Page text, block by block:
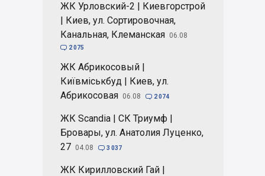
ЖК Урловский-2 | Киевгорстрой
| Киев, ул. Сортировочная,
Канальная, Клеманская 06.08
 2 075
ЖК Абрикосовый |
Київміськбуд | Киев, ул.
Абрикосовая 06.08  2 074
ЖК Scandia | СК Триумф |
Бровары, ул. Анатолия Луценко,
27 04.08  3 037
ЖК Кирилловский Гай |